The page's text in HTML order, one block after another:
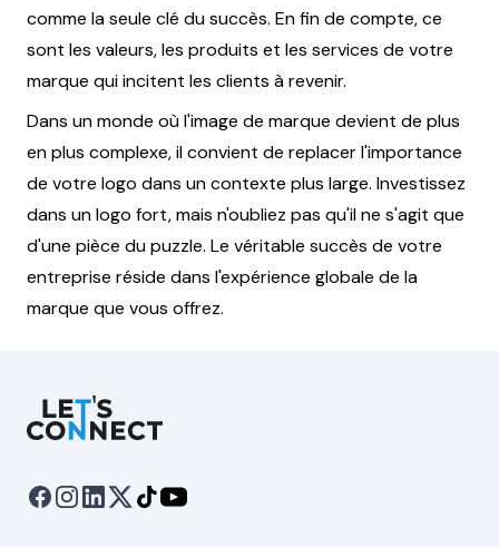
comme la seule clé du succès. En fin de compte, ce
sont les valeurs, les produits et les services de votre
marque qui incitent les clients à revenir.
Dans un monde où l'image de marque devient de plus
en plus complexe, il convient de replacer l'importance
de votre logo dans un contexte plus large. Investissez
dans un logo fort, mais n'oubliez pas qu'il ne s'agit que
d'une pièce du puzzle. Le véritable succès de votre
entreprise réside dans l'expérience globale de la
marque que vous offrez.
Let's Connect